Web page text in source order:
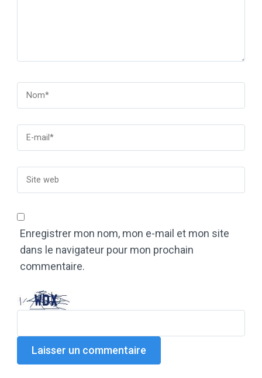
Enregistrer mon nom, mon e-mail et mon site
dans le navigateur pour mon prochain
commentaire.